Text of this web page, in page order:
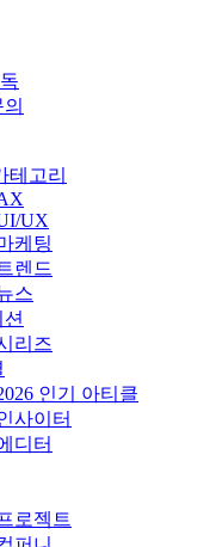
테고리
UX
케팅
트렌드
스
리즈
인기 아티클
사이터
디터
로젝트